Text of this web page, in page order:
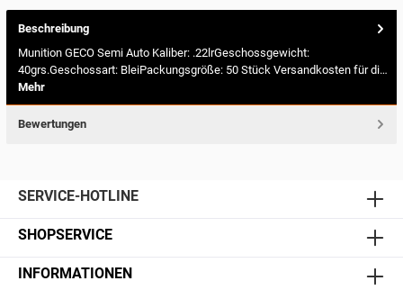
Beschreibung
Munition GECO Semi Auto Kaliber: .22lrGeschossgewicht:
40grs.Geschossart: BleiPackungsgröße: 50 Stück Versandkosten für di…
Mehr
Bewertungen
SERVICE-HOTLINE
SHOPSERVICE
INFORMATIONEN